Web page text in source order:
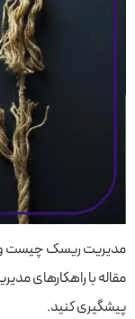
مدیریت ریسک چیست و
مقاله با راهکارهای
پیشگیری کنید.